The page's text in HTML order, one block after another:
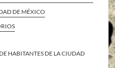
DE MÉXICO
HABITANTES DE LA CIUDAD